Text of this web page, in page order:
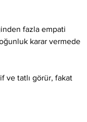
fazla empati
karar vermede
ve tatlı görür, fakat